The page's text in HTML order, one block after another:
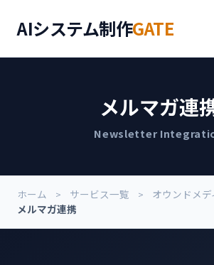
AIシステム制作GATE
メルマガ連
Newsletter
ホーム サービス一覧
オウンドメ
メルマガ連携